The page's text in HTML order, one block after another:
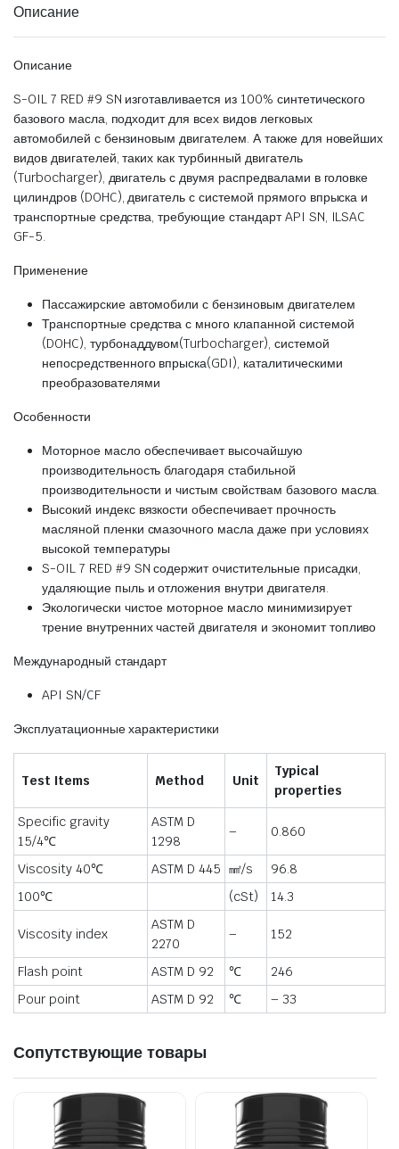
Описание
Описание
S-OIL 7 RED #9 SN изготавливается из 100% синтетического
базового масла, подходит для всех видов легковых
автомобилей с бензиновым двигателем. А также для новейших
видов двигателей, таких как турбинный двигатель
(Turbocharger), двигатель с двумя распредвалами в головке
цилиндров (DOHC), двигатель с системой прямого впрыска и
транспортные средства, требующие стандарт API SN, ILSAC
GF-5.​
Применение
Пассажирские автомобили с бензиновым двигателем
Транспортные средства с много клапанной системой
(DOHC), турбонаддувом(Turbocharger), системой
непосредственного впрыска(GDI), каталитическими
преобразователями
Особенности
Моторное масло обеспечивает высочайшую
производительность благодаря стабильной
производительности и чистым свойствам базового масла.
Высокий индекс вязкости обеспечивает прочность
масляной пленки смазочного масла даже при условиях
высокой температуры
S-OIL 7 RED #9 SN содержит очистительные присадки,
удаляющие пыль и отложения внутри двигателя.
Экологически чистое моторное масло минимизирует
трение внутренних частей двигателя и экономит топливо
Международный стандарт
API SN/CF
Эксплуатационные характеристики
Test Items Method Unit
Typical
properties
Specific gravity
15/4℃
ASTM D
1298
– 0.860
Viscosity 40℃ ASTM D 445 ㎟/s
96.8
100℃
(cSt) 14.3
Viscosity index
ASTM D
2270
– 152
Flash point ASTM D 92 ℃
246
Pour point
ASTM D 92 ℃ – 33
Сопутствующие товары